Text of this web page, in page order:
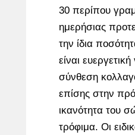
30 περίπου
ημερήσιας
την ίδια
είναι
σύνθεση
επίσης στην
ικανότητα του
τρόφιμα. Οι